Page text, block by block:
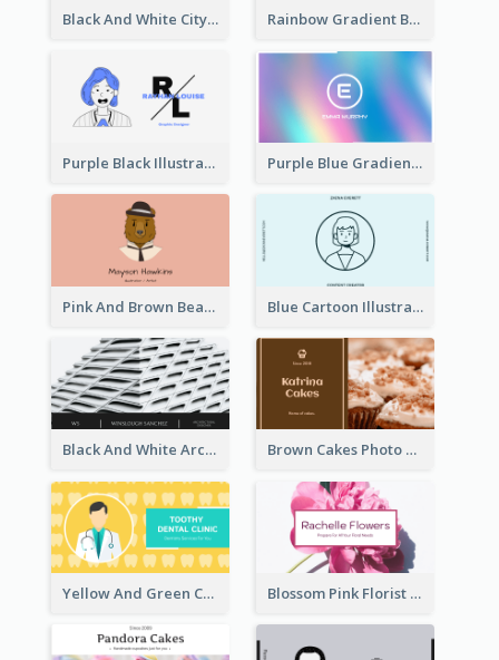
Black And White City Photo Business Card Rainbow Gradient Background Business Card
Purple Black Illustration Portrait Business Card Purple Blue Gradient Background Business Card
Pink And Brown Bear Illustration Business Card Blue Cartoon Illustration Portrait Business Card
Black And White Architecture Photo Business Card Brown Cakes Photo Bakery Business Card
Yellow And Green Cartoon Dental Clinic Business Card Blossom Pink Florist Company Business Card